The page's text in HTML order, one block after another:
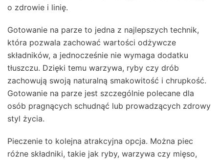
o zdrowie i linię.
Gotowanie na parze to jedna z najlepszych technik,
która pozwala zachować wartości odżywcze
składników, a jednocześnie nie wymaga dodatku
tłuszczu. Dzięki temu warzywa, ryby czy drób
zachowują swoją naturalną smakowitość i chrupkość.
Gotowanie na parze jest szczególnie polecane dla
osób pragnących schudnąć lub prowadzących zdrowy
styl życia.
Pieczenie to kolejna atrakcyjna opcja. Można piec
różne składniki, takie jak ryby, warzywa czy mięso,